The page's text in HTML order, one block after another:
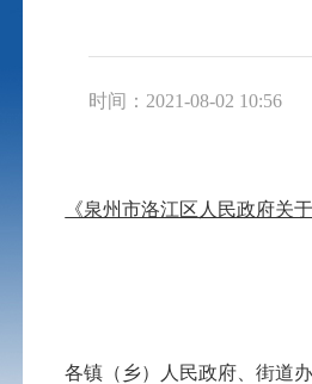
时间：2021-08-02 10:56
《泉州市洛江区人民政府关
各镇（乡）人民政府、街道